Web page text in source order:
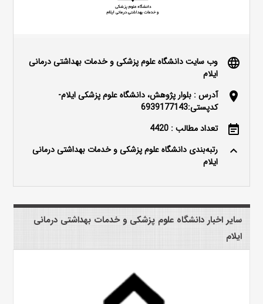
language
وب سایت دانشگاه علوم پزشکی و خدمات بهداشتی درمانی
ایلام
location_on
آدرس : بلوار پژوهش، دانشگاه علوم پزشکی ایلام-
کدپستی:6939177143
event_note تعداد مطالب : 4420
keyboard_arrow_up
رتبه‌بندی دانشگاه علوم پزشکی و خدمات بهداشتی درمانی
ایلام
سایر اخبار دانشگاه علوم پزشکی و خدمات بهداشتی درمانی
ایلام